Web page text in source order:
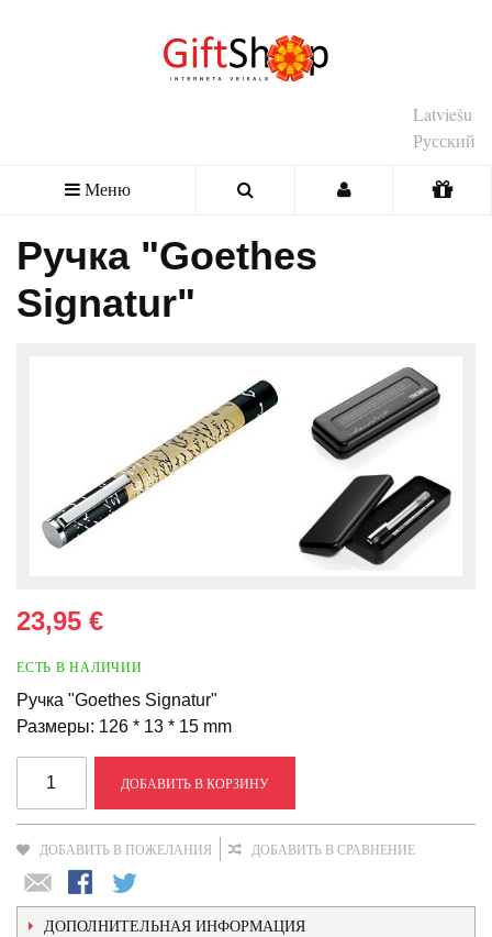
Latviešu
Русский
Меню
Ручка "Goethes
Signatur"
23,95 €
ЕСТЬ В НАЛИЧИИ
Ручка "Goethes Signatur"
Размеры: 126 * 13 * 15 mm
ДОБАВИТЬ В КОРЗИНУ
ДОБАВИТЬ В ПОЖЕЛАНИЯ ДОБАВИТЬ В СРАВНЕНИЕ
ДОПОЛНИТЕЛЬНАЯ ИНФОРМАЦИЯ